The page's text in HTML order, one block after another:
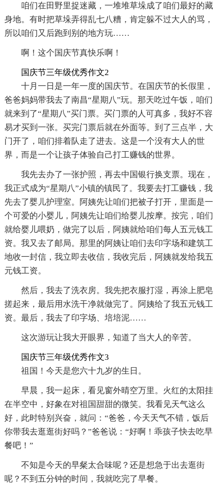
咱们在田野里捉迷藏，一堆堆草垛成了咱们最好的藏
身地。有时把草垛弄得乱七八糟，肯定躲不过大人的骂，
所以咱们又后跑到别的地方玩……
啊！这个国庆节真快乐啊！
国庆节三年级优秀作文2
十月一日是一年一度的国庆节。在国庆节的长假里，
爸爸妈妈带我去了南昌“星期八”玩。那天吃过午饭，咱们
就来到了“星期八”买门票。买门票的人可真多，我好不容
易才买到一张。买完门票后就在外面等。到了三点半，大
门开了，咱们排着队走了进去。这是一个没有大人的世
界，而是一个让孩子体验自己打工赚钱的世界。
我先去办了一张护照，再去中国银行换支票。现在，
我正式成为“星期八”小镇的镇民了。我要去打工赚钱，我
先去了婴儿护理室。阿姨先让咱们把被子打开，里面是一
个可爱的小婴儿，阿姨先让咱们给婴儿按摩。按完，咱们
就给婴儿喂奶，做完了以后，阿姨就给咱们每人五元钱工
资。我又去了邮局。那里的阿姨让咱们去印字场和建筑工
地收一封信，我立即去收信，我收完后，阿姨就发给我五
元钱工资。
然后，我去了洗衣房。我先把衣服打湿，再涂上肥皂
搓起来，最后用水洗干净就做完了。阿姨给了我五元钱工
资。最后，我去了印字场、培培泥……
这次游玩让我大开眼界，知道了当大人的辛苦。
国庆节三年级优秀作文3
祖国！今天是您六十九岁的生日。
早晨，我一起床，看见窗外晴空万里。火红的太阳挂
在半空中，好象在对祖国甜甜的微笑。我看见天气这么
好，此时特别兴奋，就问：“爸爸，今天天气不错，饭后
你带我去逛逛街好吗？”爸爸说：“好啊！乖孩子快去吃早
餐吧！”
不知是今天的早粲太合味呢？还是想急于出去逛街
呢？不到五分钟的时间，我就吃完了早餐。